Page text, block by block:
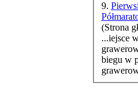
9.
(Strona
...iejsce
biegu w